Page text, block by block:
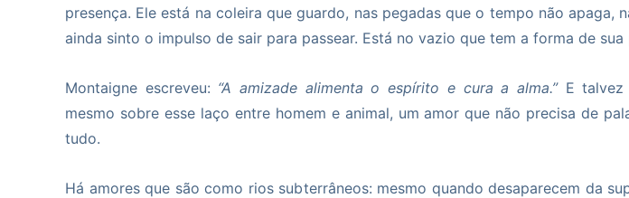
presença. Ele está na coleira que guardo, nas pegadas que o tempo não apaga,
ainda sinto o impulso de sair para passear. Está no vazio que tem a forma de sua
Montaigne escreveu: “A amizade alimenta o espírito e cura a alma.”E talvez
mesmo sobre esse laço entre homem e animal, um amor que não precisa de
tudo.
Há amores que são como rios subterrâneos: mesmo quando desaparecem da